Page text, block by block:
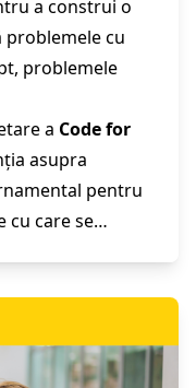
a construi o
problemele cu
problemele
a Code for
asupra
pentru
cu care se
să evaluăm
organizațiile
necesare